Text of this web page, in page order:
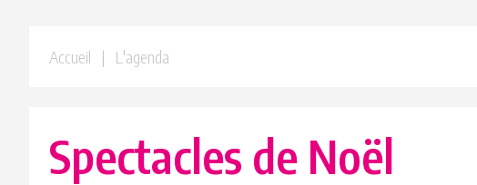
Accueil | L'agenda
Spectacles de Noël